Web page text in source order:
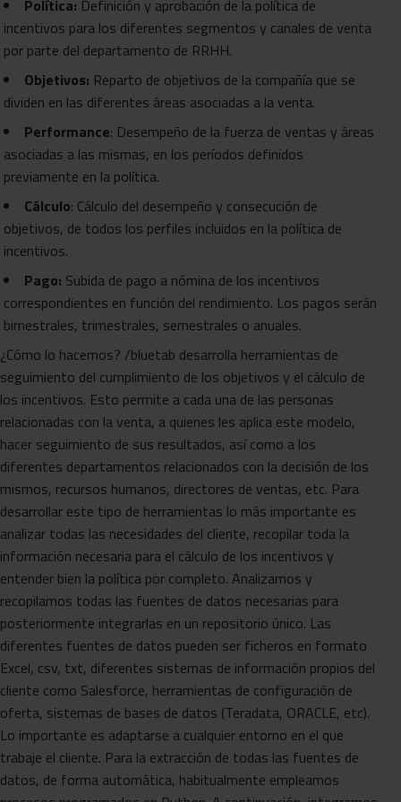
Política: Definición y aprobación de la política de
incentivos para los diferentes segmentos y canales de venta
por parte del departamento de RRHH.
Objetivos: Reparto de objetivos de la compañía que se
dividen en las diferentes áreas asociadas a la venta.
Performance: Desempeño de la fuerza de ventas y áreas
asociadas a las mismas, en los períodos definidos
previamente en la política.
Cálculo: Cálculo del desempeño y consecución de
objetivos, de todos los perfiles incluidos en la política de
incentivos.
Pago: Subida de pago a nómina de los incentivos
correspondientes en función del rendimiento. Los pagos serán
bimestrales, trimestrales, semestrales o anuales.
¿Cómo lo hacemos? /bluetab desarrolla herramientas de
seguimiento del cumplimiento de los objetivos y el cálculo de
los incentivos. Esto permite a cada una de las personas
relacionadas con la venta, a quienes les aplica este modelo,
hacer seguimiento de sus resultados, así como a los
diferentes departamentos relacionados con la decisión de los
mismos, recursos humanos, directores de ventas, etc. Para
desarrollar este tipo de herramientas lo más importante es
analizar todas las necesidades del cliente, recopilar toda la
información necesaria para el cálculo de los incentivos y
entender bien la política por completo. Analizamos y
recopilamos todas las fuentes de datos necesarias para
posteriormente integrarlas en un repositorio único. Las
diferentes fuentes de datos pueden ser ficheros en formato
Excel, csv, txt, diferentes sistemas de información propios del
cliente como Salesforce, herramientas de configuración de
oferta, sistemas de bases de datos (Teradata, ORACLE, etc).
Lo importante es adaptarse a cualquier entorno en el que
trabaje el cliente. Para la extracción de todas las fuentes de
datos, de forma automática, habitualmente empleamos